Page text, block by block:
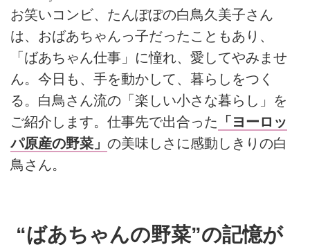
お笑いコンビ、たんぽぽの白鳥久美子さん
は、おばあちゃんっ子だったこともあり、
「ばあちゃん仕事」に憧れ、愛してやみませ
ん。今日も、手を動かして、暮らしをつく
る。白鳥さん流の「楽しい小さな暮らし」を
ご紹介します。仕事先で出合った 「ヨーロッ
パ原産の野菜」 の美味しさに感動しきりの白
鳥さん。
“ばあちゃんの野菜”の記憶が